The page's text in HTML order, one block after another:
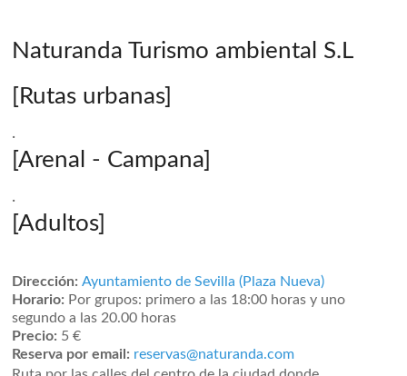
Naturanda Turismo ambiental S.L
[Rutas urbanas]
·
[Arenal - Campana]
·
[Adultos]
Dirección:Ayuntamiento de Sevilla (Plaza Nueva)
Horario: Por grupos: primero a las 18:00 horas y uno
segundo a las 20.00 horas
Precio: 5 €
Reserva por email: reservas@naturanda.com